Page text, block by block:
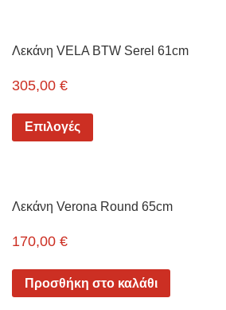
Λεκάνη VELA BTW Serel 61cm
305,00 €
Επιλογές
Λεκάνη Verona Round 65cm
170,00 €
Προσθήκη στο καλάθι